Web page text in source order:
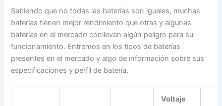
Sabiendo que no todas las baterías son iguales, muchas
baterías tienen mejor rendimiento que otras y algunas
baterías en el mercado conllevan algún peligro para su
funcionamiento. Entremos en los tipos de baterías
presentes en el mercado y algo de información sobre sus
especificaciones y perfil de batería.
Voltaje